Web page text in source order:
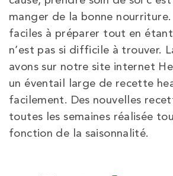
manger de la bonne
faciles à préparer tout en
n’est pas si difficile à trouver.
avons sur notre site internet
un éventail large de recette
facilement. Des nouvelles
toutes les semaines réalisée
fonction de la saisonnalité.